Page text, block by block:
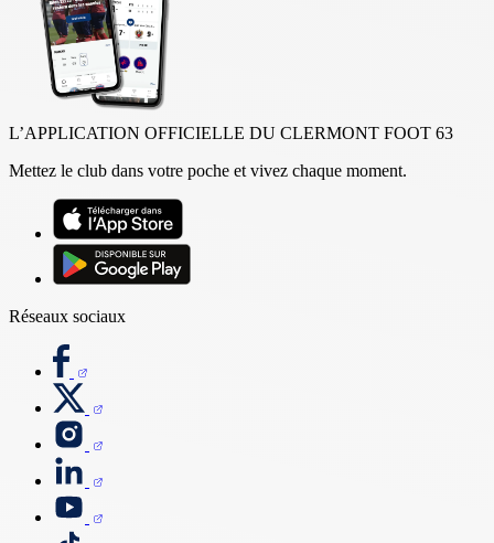
L’APPLICATION OFFICIELLE DU CLERMONT FOOT 63
Mettez le club dans votre poche et vivez chaque moment.
Réseaux sociaux